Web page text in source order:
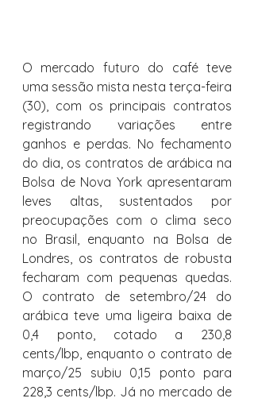
O mercado futuro do café teve
uma sessão mista nesta terça-feira
(30), com os principais contratos
registrando variações entre
ganhos e perdas. No fechamento
do dia, os contratos de arábica na
Bolsa de Nova York apresentaram
leves altas, sustentados por
preocupações com o clima seco
no Brasil, enquanto na Bolsa de
Londres, os contratos de robusta
fecharam com pequenas quedas.
O contrato de setembro/24 do
arábica teve uma ligeira baixa de
0,4 ponto, cotado a 230,8
cents/lbp, enquanto o contrato de
março/25 subiu 0,15 ponto para
228,3 cents/lbp. Já no mercado de